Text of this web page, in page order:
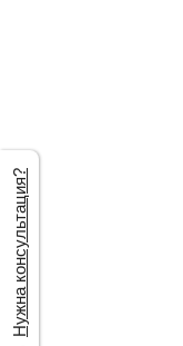
Нужна консультация?